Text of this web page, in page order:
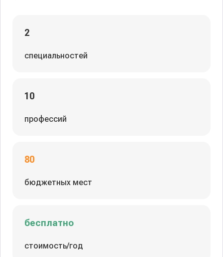
2
специальностей
10
профессий
80
бюджетных мест
бесплатно
стоимость/год